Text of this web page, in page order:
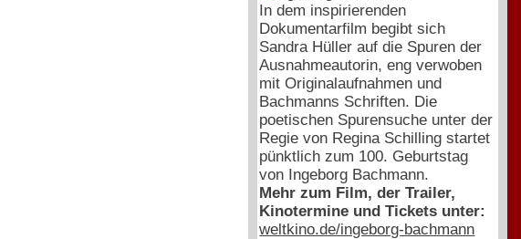
In dem inspirierenden
Dokumentarfilm begibt sich
Sandra Hüller auf die Spuren der
Ausnahmeautorin, eng verwoben
mit Originalaufnahmen und
Bachmanns Schriften. Die
poetischen Spurensuche unter der
Regie von Regina Schilling startet
pünktlich zum 100. Geburtstag
von Ingeborg Bachmann.
Mehr zum Film, der Trailer,
Kinotermine und Tickets unter:
weltkino.de/ingeborg-bachmann